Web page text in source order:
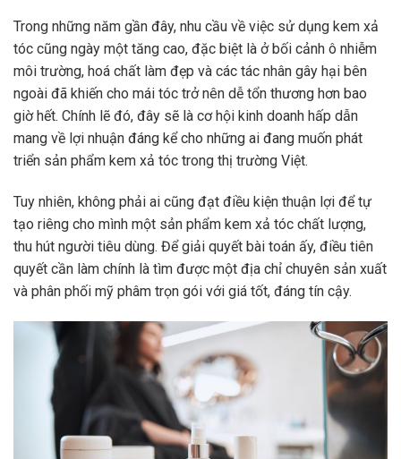
Trong những năm gần đây, nhu cầu về việc sử dụng kem xả
tóc cũng ngày một tăng cao, đặc biệt là ở bối cảnh ô nhiễm
môi trường, hoá chất làm đẹp và các tác nhân gây hại bên
ngoài đã khiến cho mái tóc trở nên dễ tổn thương hơn bao
giờ hết. Chính lẽ đó, đây sẽ là cơ hội kinh doanh hấp dẫn
mang về lợi nhuận đáng kể cho những ai đang muốn phát
triển sản phẩm kem xả tóc trong thị trường Việt.
Tuy nhiên, không phải ai cũng đạt điều kiện thuận lợi để tự
tạo riêng cho mình một sản phẩm kem xả tóc chất lượng,
thu hút người tiêu dùng. Để giải quyết bài toán ấy, điều tiên
quyết cần làm chính là tìm được một địa chỉ chuyên sản xuất
và phân phối mỹ phâm trọn gói với giá tốt, đáng tín cậy.